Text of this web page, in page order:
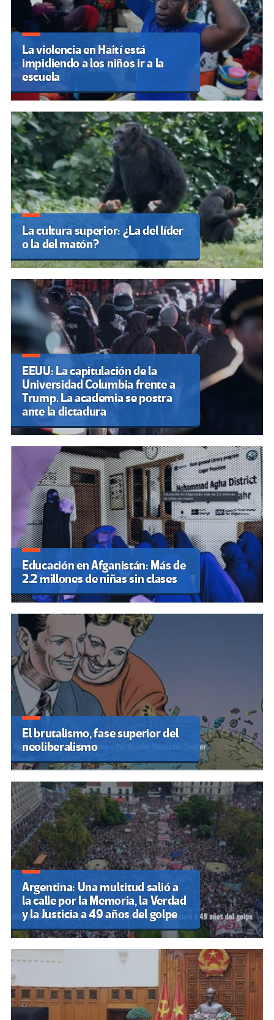
La violencia en Haití está
impidiendo a los niños ir a la
escuela
La cultura superior: ¿La del líder
o la del matón?
EEUU: La capitulación de la
Universidad Columbia frente a
Trump. La academia se postra
ante la dictadura
Educación en Afganistán: Más de
2.2 millones de niñas sin clases
El brutalismo, fase superior del
neoliberalismo
Argentina: Una multitud salió a
la calle por la Memoria, la Verdad
y la Justicia a 49 años del golpe